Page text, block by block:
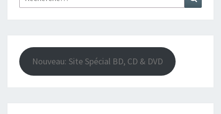
Nouveau: Site Spécial BD, CD & DVD